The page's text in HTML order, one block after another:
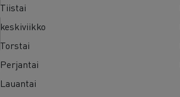
Tiistai
keskiviikko
Torstai
Perjantai
Lauantai